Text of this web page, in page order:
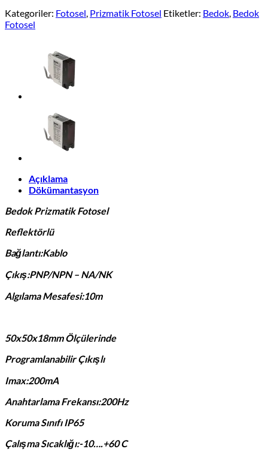
Kategoriler: Fotosel, Prizmatik Fotosel Etiketler: Bedok, Bedok
Fotosel
Açıklama
Dökümantasyon
Bedok Prizmatik Fotosel
Reflektörlü
Bağlantı:Kablo
Çıkış:PNP/NPN – NA/NK
Algılama Mesafesi:10m
50x50x18mm Ölçülerinde
Programlanabilir Çıkışlı
Imax:200mA
Anahtarlama Frekansı:200Hz
Koruma Sınıfı IP65
Çalışma Sıcaklığı:-10….+60 C